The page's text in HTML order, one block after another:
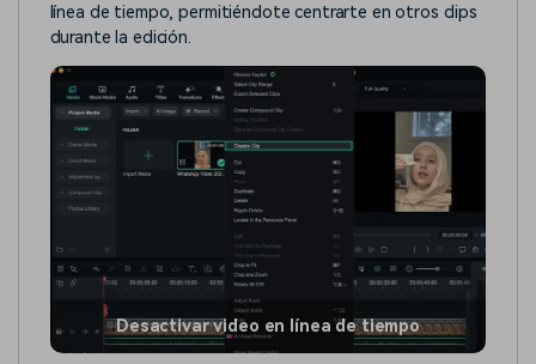
línea de tiempo, permitiéndote centrarte en otros clips
durante la edición.
Desactivar video en línea de tiempo